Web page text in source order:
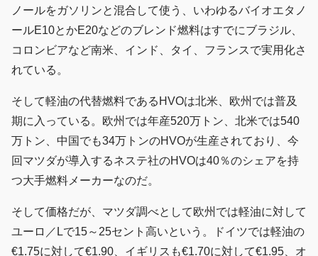
ノールをガソリンと混合して使う、いわゆるバイオエタノ
ールE10とかE20などのブレンド燃料はすでにブラジル、
コロンビアなど南米、インド、タイ、フランスで実用化さ
れている。
そして軽油の代替燃料であるHVOは北米、欧州では普及
期に入っている。欧州では年産520万トン、北米では540
万トン、中国でも34万トンのHVOが生産されており、今
回マツダが導入するネステ社のHVOは40％のシェアを持
つ大手燃料メーカーなのだ。
そして価格だが、マツダ調べとして欧州では軽油に対して
ユーロ／Lで15～25セント高いという。ドイツでは軽油の
€1.75に対して€1.90、イギリスも€1.70に対して€1.95、オ